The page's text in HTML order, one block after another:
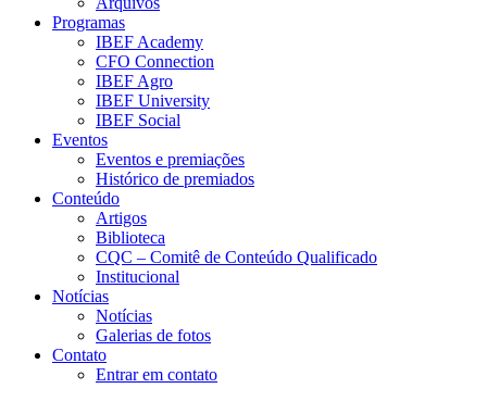
Programas
IBEF Academy
CFO Connection
IBEF Agro
IBEF University
IBEF Social
Eventos
Eventos e premiações
Histórico de premiados
Conteúdo
Artigos
Biblioteca
CQC – Comitê de Conteúdo Qualificado
Institucional
Notícias
Notícias
Galerias de fotos
Contato
Entrar em contato